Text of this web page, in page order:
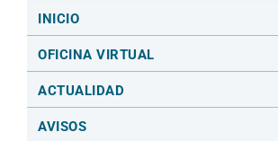
INICIO
OFICINA VIRTUAL
ACTUALIDAD
AVISOS